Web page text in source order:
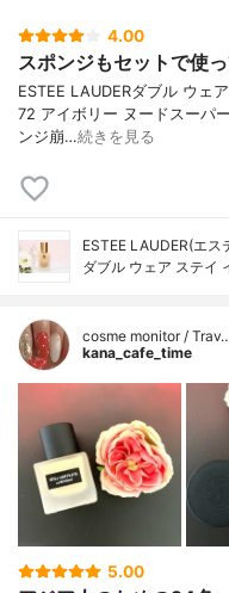
4.00
スポンジもセットで使
ESTEE LAUDERダブル ウェ
72 アイボリー ヌードスーパ
ンジ崩…続きを見る
ESTEE LAUDER(エス
ダブル ウェア ステイ
cosme monitor /
kana_cafe_time
5.00